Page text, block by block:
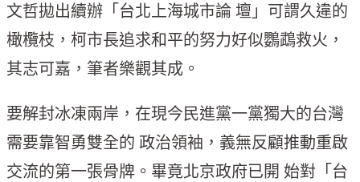
文哲拋出續辦「台北上海城市論 壇」可謂久違的
橄欖枝，柯市長追求和平的努力好似鸚鵡救火，
其志可嘉，筆者樂觀其成。
要解封冰凍兩岸，在現今民進黨一黨獨大的台灣
需要靠智勇雙全的 政治領袖，義無反顧推動重啟
交流的第一張骨牌。畢竟北京政府已開 始對「台